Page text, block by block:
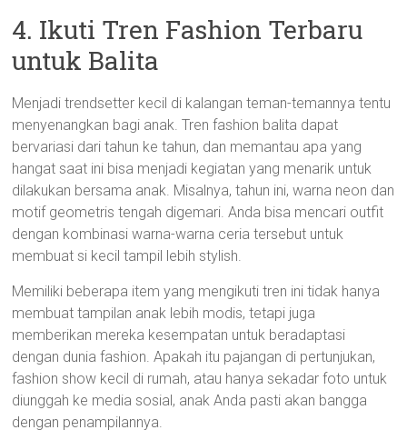
4. Ikuti Tren Fashion Terbaru
untuk Balita
Menjadi trendsetter kecil di kalangan teman-temannya tentu
menyenangkan bagi anak. Tren fashion balita dapat
bervariasi dari tahun ke tahun, dan memantau apa yang
hangat saat ini bisa menjadi kegiatan yang menarik untuk
dilakukan bersama anak. Misalnya, tahun ini, warna neon dan
motif geometris tengah digemari. Anda bisa mencari outfit
dengan kombinasi warna-warna ceria tersebut untuk
membuat si kecil tampil lebih stylish.
Memiliki beberapa item yang mengikuti tren ini tidak hanya
membuat tampilan anak lebih modis, tetapi juga
memberikan mereka kesempatan untuk beradaptasi
dengan dunia fashion. Apakah itu pajangan di pertunjukan,
fashion show kecil di rumah, atau hanya sekadar foto untuk
diunggah ke media sosial, anak Anda pasti akan bangga
dengan penampilannya.